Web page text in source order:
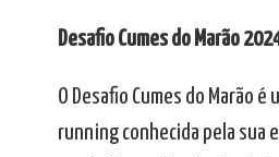
Desafio Cumes do Marão
O Desafio Cumes do Marão é
running conhecida pela sua